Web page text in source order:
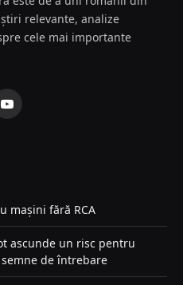
relevante, analize
cele mai importante
YouTube
mașini fără RCA
ascunde un risc pentru
de întrebare